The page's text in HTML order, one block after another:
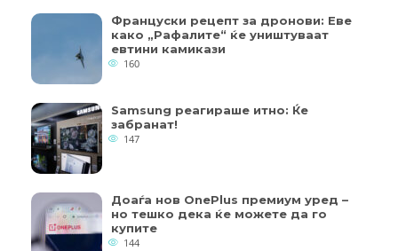
Француски рецепт за дронови: Еве
како „Рафалите“ ќе уништуваат
евтини камикази
160
Samsung реагираше итно: Ќе
забранат!
147
Доаѓа нов OnePlus премиум уред –
но тешко дека ќе можете да го
купите
144